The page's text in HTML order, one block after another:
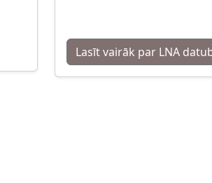
Lasīt vairāk par LNA